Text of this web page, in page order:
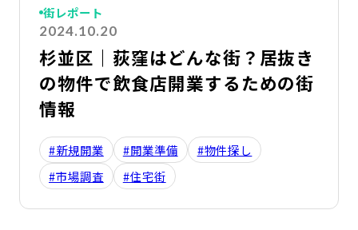
2024.10.20
街レポート
杉並区｜荻窪はどんな街？居抜き
の物件で飲食店開業するための街
情報
#新規開業 #開業準備
#物件探し
#市場調査
#住宅街